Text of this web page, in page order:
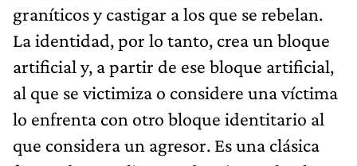
graníticos y castigar a los que se rebelan.
La identidad, por lo tanto, crea un bloque
artificial y, a partir de ese bloque artificial,
al que se victimiza o considere una víctima
lo enfrenta con otro bloque identitario al
que considera un agresor. Es una clásica